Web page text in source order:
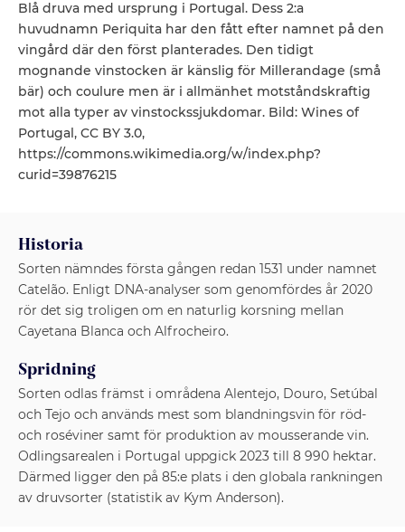
Blå druva med ursprung i Portugal. Dess 2:a
huvudnamn Periquita har den fått efter namnet på den
vingård där den först planterades. Den tidigt
mognande vinstocken är känslig för Millerandage (små
bär) och coulure men är i allmänhet motståndskraftig
mot alla typer av vinstockssjukdomar. Bild: Wines of
Portugal, CC BY 3.0,
https://commons.wikimedia.org/w/index.php?
curid=39876215
Historia
Sorten nämndes första gången redan 1531 under namnet
Catelão. Enligt DNA-analyser som genomfördes år 2020
rör det sig troligen om en naturlig korsning mellan
Cayetana Blanca och Alfrocheiro.
Spridning
Sorten odlas främst i områdena Alentejo, Douro, Setúbal
och Tejo och används mest som blandningsvin för röd-
och roséviner samt för produktion av mousserande vin.
Odlingsarealen i Portugal uppgick 2023 till 8 990 hektar.
Därmed ligger den på 85:e plats i den globala rankningen
av druvsorter (statistik av Kym Anderson).